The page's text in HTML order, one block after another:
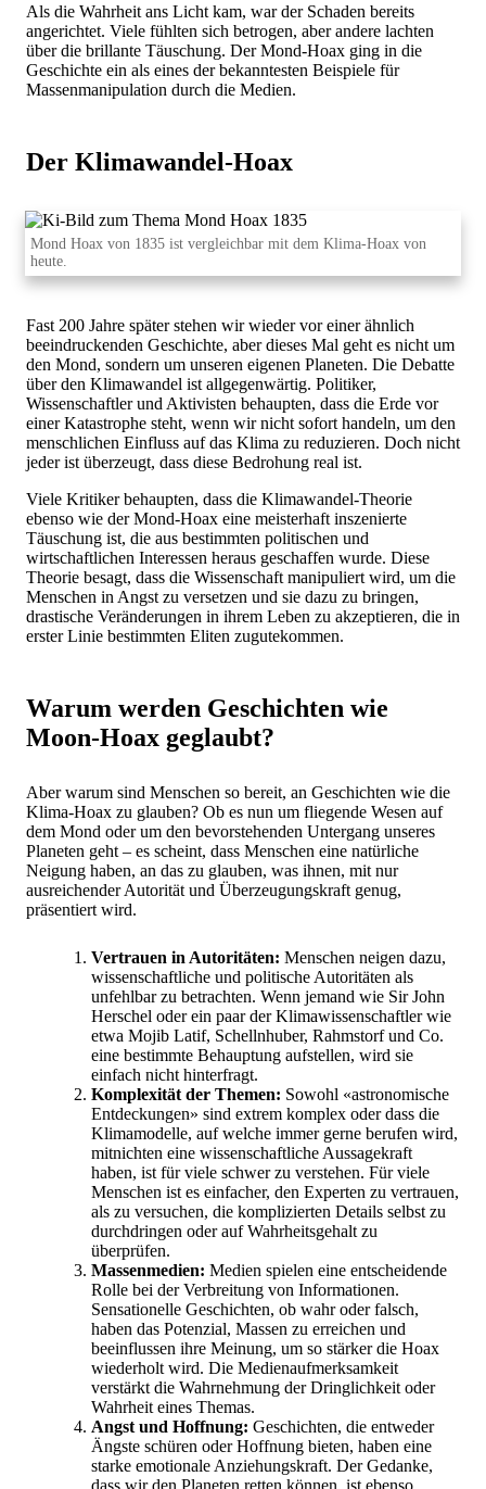
Als die Wahrheit ans Licht kam, war der Schaden bereits
angerichtet. Viele fühlten sich betrogen, aber andere lachten
über die brillante Täuschung. Der Mond-Hoax ging in die
Geschichte ein als eines der bekanntesten Beispiele für
Massenmanipulation durch die Medien.
Der Klimawandel-Hoax
Mond Hoax von 1835 ist vergleichbar mit dem Klima-Hoax von
heute.
Fast 200 Jahre später stehen wir wieder vor einer ähnlich
beeindruckenden Geschichte, aber dieses Mal geht es nicht um
den Mond, sondern um unseren eigenen Planeten. Die Debatte
über den Klimawandel ist allgegenwärtig. Politiker,
Wissenschaftler und Aktivisten behaupten, dass die Erde vor
einer Katastrophe steht, wenn wir nicht sofort handeln, um den
menschlichen Einfluss auf das Klima zu reduzieren. Doch nicht
jeder ist überzeugt, dass diese Bedrohung real ist.
Viele Kritiker behaupten, dass die Klimawandel-Theorie
ebenso wie der Mond-Hoax eine meisterhaft inszenierte
Täuschung ist, die aus bestimmten politischen und
wirtschaftlichen Interessen heraus geschaffen wurde. Diese
Theorie besagt, dass die Wissenschaft manipuliert wird, um die
Menschen in Angst zu versetzen und sie dazu zu bringen,
drastische Veränderungen in ihrem Leben zu akzeptieren, die in
erster Linie bestimmten Eliten zugutekommen.
Warum werden Geschichten wie
Moon-Hoax geglaubt?
Aber warum sind Menschen so bereit, an Geschichten wie die
Klima-Hoax zu glauben? Ob es nun um fliegende Wesen auf
dem Mond oder um den bevorstehenden Untergang unseres
Planeten geht – es scheint, dass Menschen eine natürliche
Neigung haben, an das zu glauben, was ihnen, mit nur
ausreichender Autorität und Überzeugungskraft genug,
präsentiert wird.
Vertrauen in Autoritäten: Menschen neigen dazu,
wissenschaftliche und politische Autoritäten als
unfehlbar zu betrachten. Wenn jemand wie Sir John
Herschel oder ein paar der Klimawissenschaftler wie
etwa Mojib Latif, Schellnhuber, Rahmstorf und Co.
eine bestimmte Behauptung aufstellen, wird sie
einfach nicht hinterfragt.
Komplexität der Themen: Sowohl «astronomische
Entdeckungen» sind extrem komplex oder dass die
Klimamodelle, auf welche immer gerne berufen wird,
mitnichten eine wissenschaftliche Aussagekraft
haben, ist für viele schwer zu verstehen. Für viele
Menschen ist es einfacher, den Experten zu vertrauen,
als zu versuchen, die komplizierten Details selbst zu
durchdringen oder auf Wahrheitsgehalt zu
überprüfen.
Massenmedien: Medien spielen eine entscheidende
Rolle bei der Verbreitung von Informationen.
Sensationelle Geschichten, ob wahr oder falsch,
haben das Potenzial, Massen zu erreichen und
beeinflussen ihre Meinung, um so stärker die Hoax
wiederholt wird. Die Medienaufmerksamkeit
verstärkt die Wahrnehmung der Dringlichkeit oder
Wahrheit eines Themas.
Angst und Hoffnung: Geschichten, die entweder
Ängste schüren oder Hoffnung bieten, haben eine
starke emotionale Anziehungskraft. Der Gedanke,
dass wir den Planeten retten können, ist ebenso